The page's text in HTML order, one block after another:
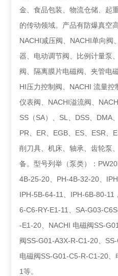
金、食品包装、物流仓储、起
的传动领域。产品有防爆真空
NACHI减压阀、NACHI单向阀
器、电动调节阀、比例计量泵
阀、隔离膜片电磁阀、夹管电
HI压力控制阀、NACHI 流量
仪表阀、NACHI溢流阀、
SS（SA）、SL、DSS、DMA
PR、ER、EGB、ES、ESR、
削刀具、机床、轴承、齿轮泵
备。型号列举（泵类）：
4B-25-20、PH-4B-32-20、
IPH-5B-64-11、IPH-6B-80-11
6-C6-RY-E1-11、SA-G03-
-E1-20、NACHI 电磁阀SS-
阀SS-G01-A3X-R-C1-20、
电磁阀SS-G01-C5-R-C1-20
1等。